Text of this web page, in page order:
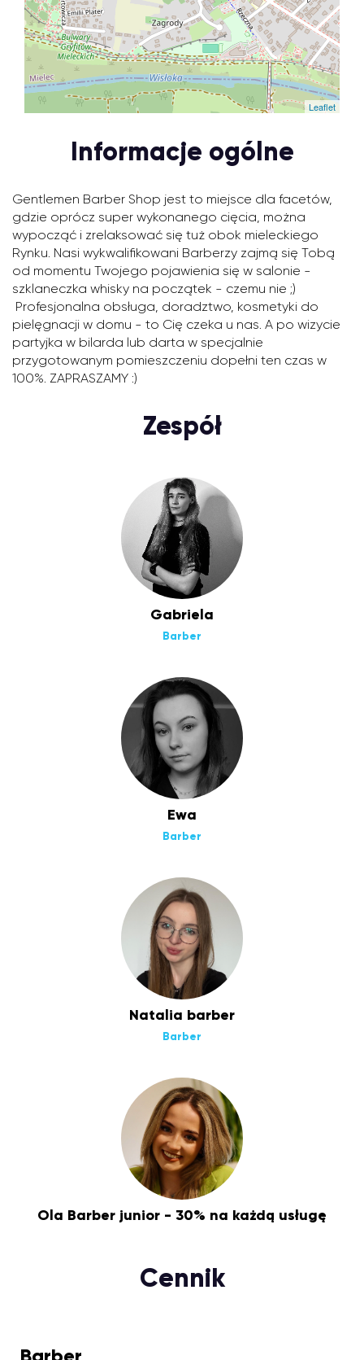
Leaflet
Informacje ogólne
Gentlemen Barber Shop jest to miejsce dla facetów,
gdzie oprócz super wykonanego cięcia, można
wypocząć i zrelaksować się tuż obok mieleckiego
Rynku. Nasi wykwalifikowani Barberzy zajmą się Tobą
od momentu Twojego pojawienia się w salonie -
szklaneczka whisky na początek - czemu nie ;)
Profesjonalna obsługa, doradztwo, kosmetyki do
pielęgnacji w domu - to Cię czeka u nas. A po wizycie
partyjka w bilarda lub darta w specjalnie
przygotowanym pomieszczeniu dopełni ten czas w
100%. ZAPRASZAMY :)
Zespół
Gabriela
Barber
Ewa
Barber
Natalia barber
Barber
Ola Barber junior - 30% na każdą usługę
Cennik